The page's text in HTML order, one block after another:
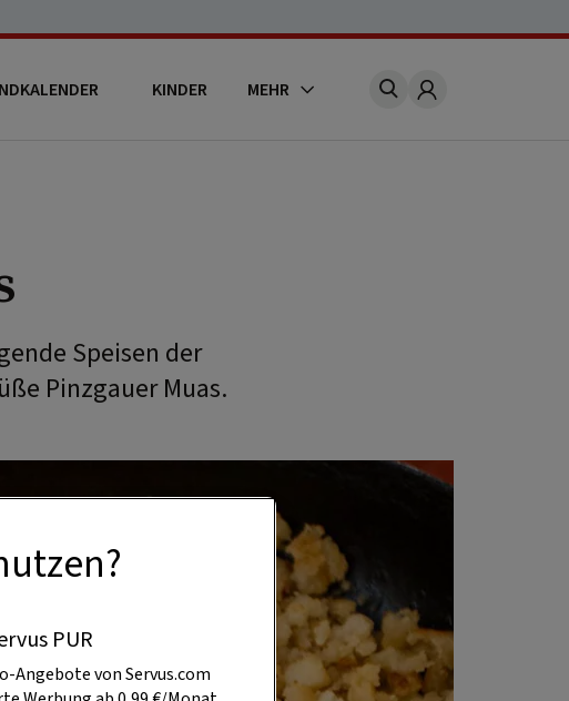
KINDER MEHR Account
Speisen der
Pinzgauer Muas.
PUR
Angebote von Servus.com